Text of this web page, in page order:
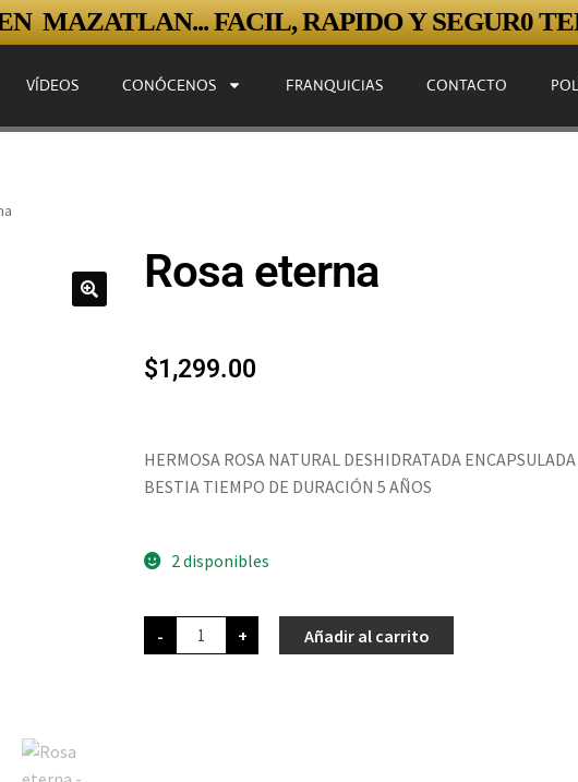
MAZATLAN... FACIL, RAPIDO Y SEGUR0
VÍDEOS CONÓCENOS FRANQUICIAS CONTACTO
Rosa eterna
$1,299.00
HERMOSA ROSA NATURAL DESHIDRATADA
BESTIA TIEMPO DE DURACIÓN 5 AÑOS
2 disponibles
- + Añadir al carrito